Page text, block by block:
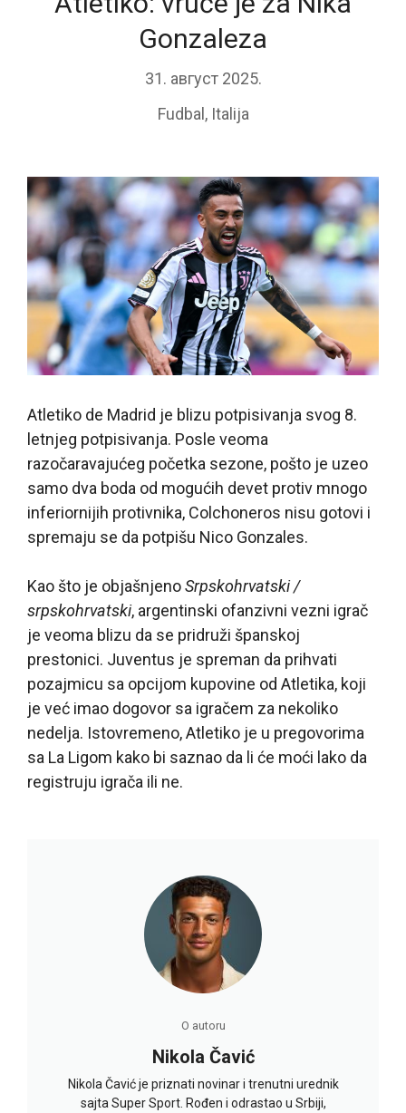
Gonzaleza
31. август 2025.
Fudbal , Italija
Atletiko de Madrid je blizu potpisivanja svog 8.
letnjeg potpisivanja. Posle veoma
razočaravajućeg početka sezone, pošto je uzeo
samo dva boda od mogućih devet protiv mnogo
inferiornijih protivnika, Colchoneros nisu gotovi i
spremaju se da potpišu Nico Gonzales.
Kao što je objašnjenoSrpskohrvatski /
srpskohrvatski, argentinski ofanzivni vezni igrač
je veoma blizu da se pridruži španskoj
prestonici. Juventus je spreman da prihvati
pozajmicu sa opcijom kupovine od Atletika, koji
je već imao dogovor sa igračem za nekoliko
nedelja. Istovremeno, Atletiko je u pregovorima
sa La Ligom kako bi saznao da li će moći lako da
registruju igrača ili ne.
O autoru
Nikola Čavić
Nikola Čavić je priznati novinar i trenutni urednik
sajta Super Sport. Rođen i odrastao u Srbiji,